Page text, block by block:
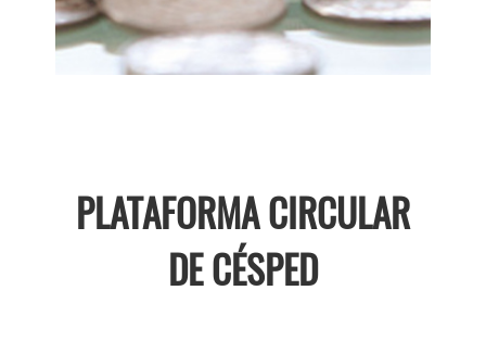
PLATAFORMA CIRCULAR
DE CÉSPED